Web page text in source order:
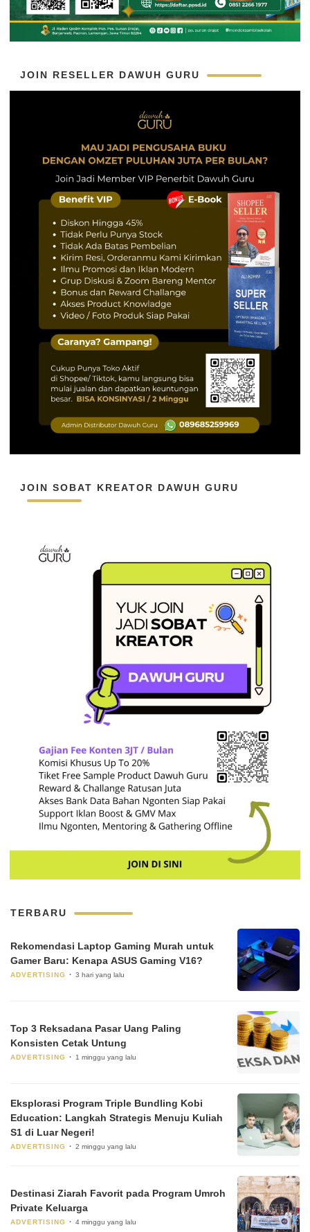
JOIN RESELLER DAWUH GURU
JOIN SOBAT KREATOR DAWUH GURU
TERBARU
Rekomendasi Laptop Gaming Murah untuk
Gamer Baru: Kenapa ASUS Gaming V16?
ADVERTISING 3 hari yang lalu
Top 3 Reksadana Pasar Uang Paling
Konsisten Cetak Untung
ADVERTISING 1 minggu yang lalu
Eksplorasi Program Triple Bundling Kobi
Education: Langkah Strategis Menuju Kuliah
S1 di Luar Negeri!
ADVERTISING 2 minggu yang lalu
Destinasi Ziarah Favorit pada Program Umroh
Private Keluarga
ADVERTISING 4 minggu yang lalu